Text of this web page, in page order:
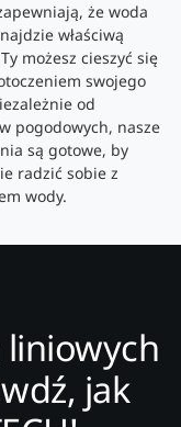
że woda
właściwą
możesz cieszyć się
swojego
od
pogodowych, nasze
są gotowe, by
radzić sobie z
wody.
jak